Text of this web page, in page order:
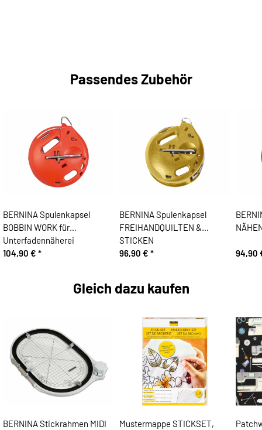
Passendes Zubehör
BERNINA Spulenkapsel
BOBBIN WORK für
Unterfadennäherei
104,90 € *
BERNINA Spulenkapsel
FREIHANDQUILTEN &
STICKEN
96,90 € * 94,90
Gleich dazu kaufen
BERNINA Stickrahmen MIDI
Mustermappe STICKSET,